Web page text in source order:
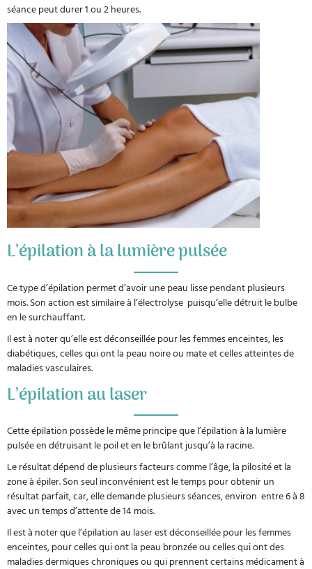
séance peut durer 1 ou 2 heures.
L’épilation à la lumière pulsée
Ce type d’épilation permet d’avoir une peau lisse pendant plusieurs
mois. Son action est similaire à l’électrolyse puisqu’elle détruit le bulbe
en le surchauffant.
Il est à noter qu’elle est déconseillée pour les femmes enceintes, les
diabétiques, celles qui ont la peau noire ou mate et celles atteintes de
maladies vasculaires.
L’épilation au laser
Cette épilation possède le même principe que l’épilation à la lumière
pulsée en détruisant le poil et en le brûlant jusqu’à la racine.
Le résultat dépend de plusieurs facteurs comme l’âge, la pilosité et la
zone à épiler. Son seul inconvénient est le temps pour obtenir un
résultat parfait, car, elle demande plusieurs séances, environ entre 6 à 8
avec un temps d’attente de 14 mois.
Il est à noter que l’épilation au laser est déconseillée pour les femmes
enceintes, pour celles qui ont la peau bronzée ou celles qui ont des
maladies dermiques chroniques ou qui prennent certains médicament à